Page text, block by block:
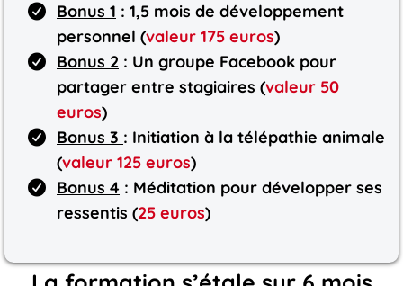
Bonus 1 : 1,5 mois de développement
personnel (valeur 175 euros)
Bonus 2 : Un groupe Facebook pour
partager entre stagiaires (valeur 50
euros)
Bonus 3 : Initiation à la télépathie animale
(valeur 125 euros)
Bonus 4 : Méditation pour développer ses
ressentis (25 euros)